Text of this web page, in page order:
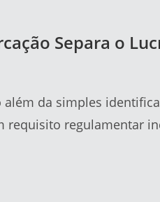
Separa o
da simples
requisito regulamentar